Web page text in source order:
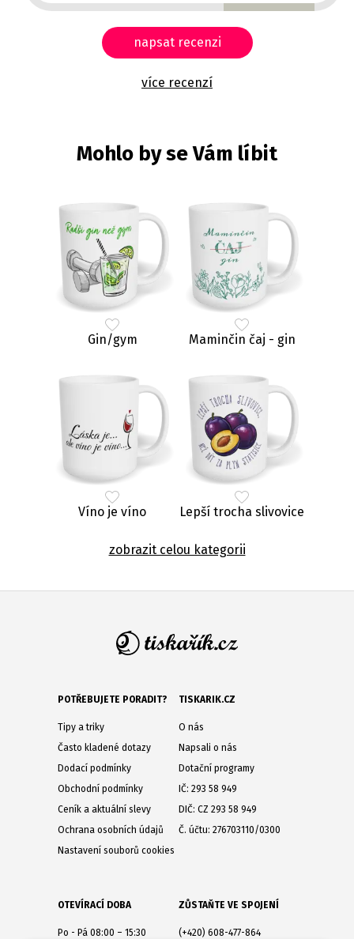
napsat recenzi
více recenzí
Mohlo by se Vám líbit
Gin/gym Maminčin čaj - gin
Víno je víno Lepší trocha slivovice
zobrazit celou kategorii
POTŘEBUJETE PORADIT?
Tipy a triky
Často kladené dotazy
Dodací podmínky
Obchodní podmínky
Ceník a aktuální slevy
Ochrana osobních údajů
Nastavení souborů cookies
TISKARIK.CZ
O nás
Napsali o nás
Dotační programy
IČ: 293 58 949
DIČ: CZ 293 58 949
Č. účtu: 276703110/0300
OTEVÍRACÍ DOBA
Po - Pá 08:00 – 15:30
ZŮSTAŇTE VE SPOJENÍ
(+420) 608-477-864